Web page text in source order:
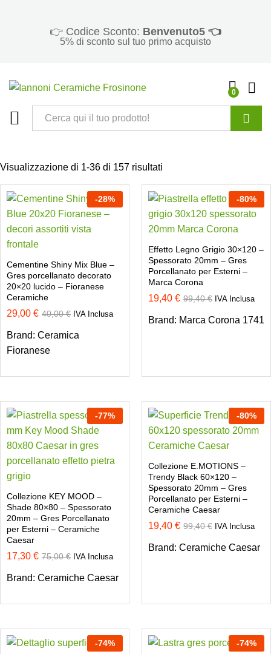
👉 Codice Sconto: Benvenuto5 👈
5% di sconto sul tuo primo acquisto
0
Visualizzazione di 1-36 di 157 risultati
-28%
Cementine Shiny Mix Blue –
Gres porcellanato decorato
20×20 lucido – Fioranese
Ceramiche
29,00 € 40,00€ IVA Inclusa
Brand: Ceramica
Fioranese
-80%
Effetto Legno Grigio 30×120 –
Spessorato 20mm – Gres
Porcellanato per Esterni –
Marca Corona
19,40 € 99,40€ IVA Inclusa
Brand: Marca Corona 1741
-77%
Collezione KEY MOOD –
Shade 80×80 – Spessorato
20mm – Gres Porcellanato
per Esterni – Ceramiche
Caesar
17,30 € 75,00€ IVA Inclusa
Brand: Ceramiche Caesar
-80%
Collezione E.MOTIONS –
Trendy Black 60×120 –
Spessorato 20mm – Gres
Porcellanato per Esterni –
Ceramiche Caesar
19,40 € 99,40€ IVA Inclusa
Brand: Ceramiche Caesar
-74% -74%